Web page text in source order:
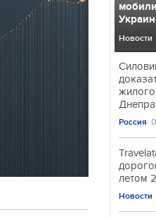
Новости
Днепра
Россия
летом
Новости